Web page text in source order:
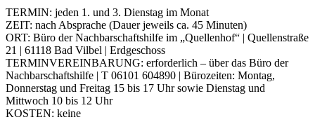
TERMIN: jeden 1. und 3. Dienstag im Monat
ZEIT: nach Absprache (Dauer jeweils ca. 45 Minuten)
ORT: Büro der Nachbarschaftshilfe im „Quellenhof“ | Quellenstraße
21 | 61118 Bad Vilbel | Erdgeschoss
TERMINVEREINBARUNG: erforderlich – über das Büro der
Nachbarschaftshilfe | T 06101 604890 | Bürozeiten: Montag,
Donnerstag und Freitag 15 bis 17 Uhr sowie Dienstag und
Mittwoch 10 bis 12 Uhr
KOSTEN: keine